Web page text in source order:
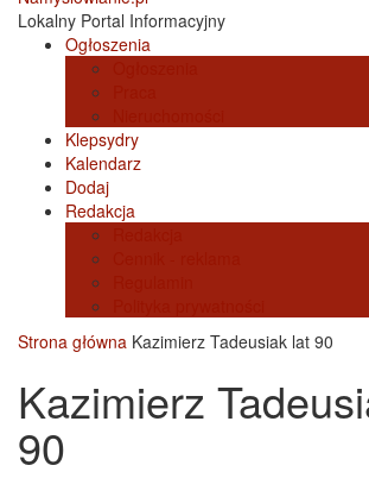
Lokalny Portal Informacyjny
Ogłoszenia
Klepsydry
Kalendarz
Dodaj
Redakcja
Strona główna Kazimierz Tadeusiak lat 90
Kazimierz
90